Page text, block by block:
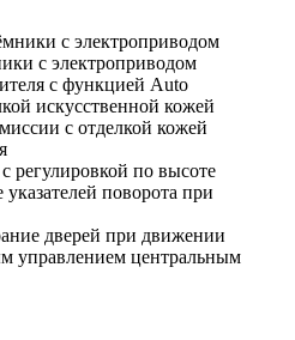
с электроприводом
с электроприводом
с функцией Auto
искусственной кожей
с отделкой кожей
регулировкой по высоте
поворота при
дверей при движении
управлением центральным